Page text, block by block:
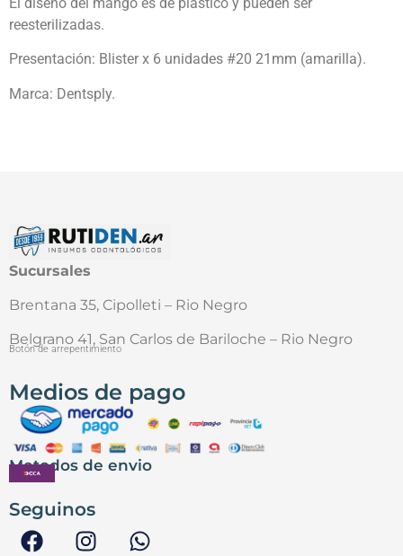
reesterilizadas.
Presentación: Blister x 6 unidades #20 21mm (amarilla).
Marca: Dentsply.
Sucursales
Brentana 35, Cipolleti – Rio Negro
Belgrano 41, San Carlos de Bariloche – Rio Negro
Botón de arrepentimiento
Medios de pago
Metodos de envio
Seguinos